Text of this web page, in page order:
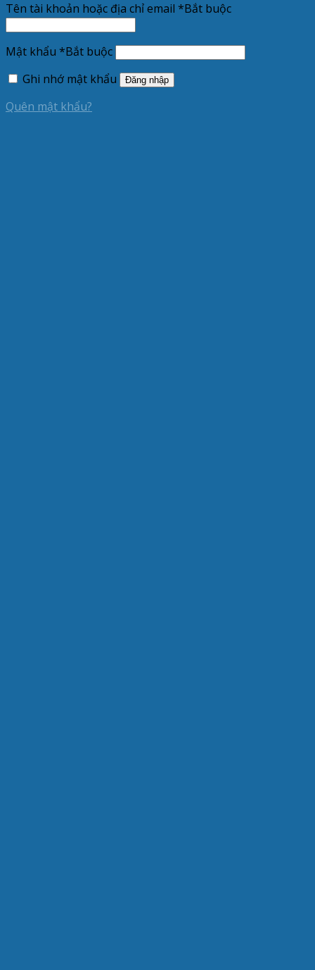
Tên tài khoản hoặc địa chỉ email *Bắt buộc
Mật khẩu *Bắt buộc
Ghi nhớ mật khẩu
Đăng nhập
Quên mật khẩu?